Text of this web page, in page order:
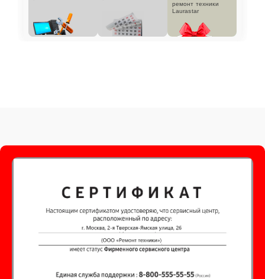
ремонт техники
Laurastar